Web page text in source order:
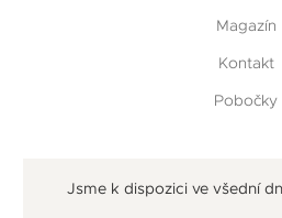
Magazín
Kontakt
Pobočky
Jsme k dispozici ve všední